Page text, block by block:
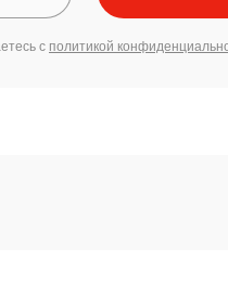
с политикой